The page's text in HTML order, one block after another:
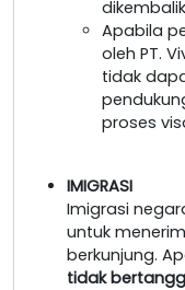
Apabila
oleh PT.
tidak
proses
IMIGRASI
Imigrasi
untuk
berkunjung.
tidak